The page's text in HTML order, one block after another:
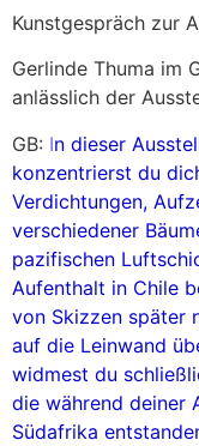
Kunstgespräch zur
Gerlinde Thuma im
anlässlich der
GB: In dieser
konzentrierst du
Verdichtungen,
verschiedener
pazifischen
Aufenthalt in Chile
von Skizzen später
auf die Leinwand
widmest du
die während deiner
Südafrika